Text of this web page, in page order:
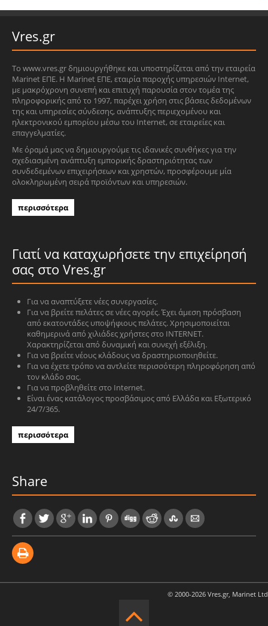
Vres.gr
Το www.vres.gr δημιουργήθηκε και υποστηρίζεται από την εταιρεία
Marinet ΕΠΕ. Η Marinet ΕΠΕ, εταιρία παροχής υπηρεσιών Internet,
με μακρόχρονη συνεπή και επιτυχή παρουσία στον τομέα της
πληροφορικής από το 1997, παρέχει χρήση στις βάσεις δεδομένων
της και υπηρεσίες σύνδεσης, ανάπτυξης περιεχομένου και
ηλεκτρονικού εμπορίου μέσω του Internet, σε εταιρείες και
επαγγελματίες.
Με όραμά μας να δημιουργούμε τις ιδανικές συνθήκες για την
σχεδιασμένη ανάπτυξη εμπορικής δραστηριότητας των
συνδεδεμένων επιχειρήσεων και χρηστών, προσφέρουμε μία
ολοκληρωμένη σειρά προϊόντων και υπηρεσιών.
περισσότερα
Γιατί να καταχωρήσετε την επιχείρησή
σας στο Vres.gr
Για να αναπτύξετε νέες συνεργασίες.
Για να βρείτε πελάτες σε νέες αγορές. Έχει άμεση πρόσβαση
από εκατοντάδες υποψήφιους πελάτες. Χρησιμοποιείται
καθημερινά από χιλιάδες χρήστες στο INTERNET.
Χαρακτηρίζεται από δυναμική και συνεχή εξέλιξη.
Για να βρείτε νέους κλάδους να δραστηριοποιηθείτε.
Για να έχετε τρόπο να αντλείτε περισσότερη πληροφόρηση από
τον κλάδο σας.
Για να προβληθείτε στο Internet.
Είναι ένας κατάλογος προσβάσιμος από Ελλάδα και Εξωτερικό
24/7/365.
περισσότερα
Share
© 2000-2026 Vres.gr, Marinet Ltd